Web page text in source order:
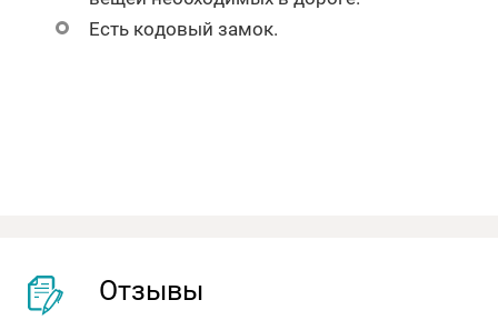
Есть кодовый замок.
Отзывы